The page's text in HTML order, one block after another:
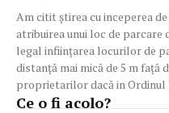
Am citit știrea cu inceperea
atribuirea unui loc de parcare
legal inființarea locurilor de
distanță mai mică de 5 m
proprietarilor dacă in Ordinul
Ce o fi acolo?